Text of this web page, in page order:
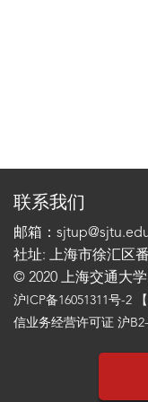
联系我们
邮箱：
社址: 上海市徐汇区
© 2020 上海交通大
沪ICP备16051311号-2
信业务经营许可证 沪B2-